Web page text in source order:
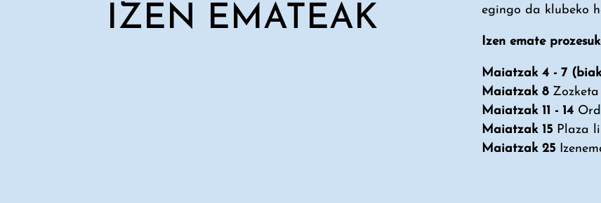
IZEN EMATEAK
egingo da klubeko
Izen emate
Maiatzak 4 - 7
Maiatzak 8 Zozketa
Maiatzak 11 - 14
Maiatzak 15 Plaza
Maiatzak 25